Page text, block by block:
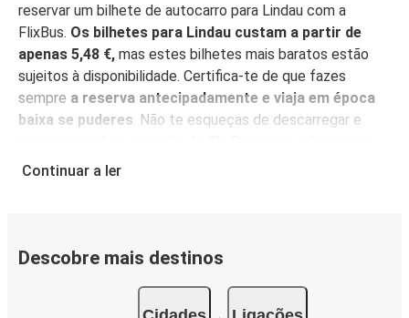
reservar um bilhete de autocarro para Lindau com a
FlixBus. Os bilhetes para Lindau custam a partir de
apenas 5,48 €, mas estes bilhetes mais baratos estão
sujeitos à disponibilidade. Certifica-te de que fazes
sempre a reserva antecipadamente e viaja em época
baixa se puderes . Não te esqueças de descarregar e
móvel e encontra os melhores preços, gere mais
simplesmente mostra-o ao condutor, e depois acomoda-
Continuar a ler
Descobre mais destinos